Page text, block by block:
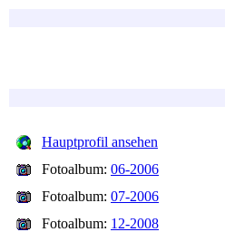
Hauptprofil ansehen
Fotoalbum: 06-2006
Fotoalbum: 07-2006
Fotoalbum: 12-2008